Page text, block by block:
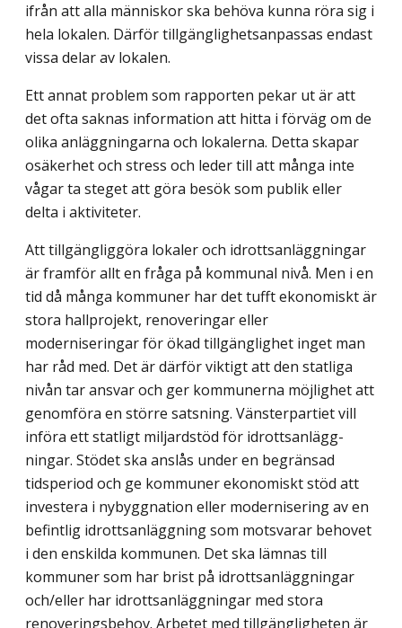
ifrån att alla människor ska behöva kunna röra sig i
hela lokalen. Därför tillgänglighetsanpassas endast
vissa delar av lokalen.
Ett annat problem som rapporten pekar ut är att
det ofta saknas information att hitta i förväg om de
olika anläggningarna och lokalerna. Detta skapar
osäkerhet och stress och leder till att många inte
vågar ta steget att göra besök som publik eller
delta i aktiviteter.
Att tillgängliggöra lokaler och idrottsanläggningar
är framför allt en fråga på kommu­nal nivå. Men i en
tid då många kommuner har det tufft ekonomiskt är
stora hallprojekt, renoveringar eller
moderniseringar för ökad tillgänglighet inget man
har råd med. Det är därför viktigt att den statliga
nivån tar ansvar och ger kommunerna möjlighet att
genom­föra en större satsning. Vänsterpartiet vill
införa ett statligt miljardstöd för idrottsanlägg­
ningar. Stödet ska anslås under en begränsad
tidsperiod och ge kommuner ekonomiskt stöd att
investera i nybyggnation eller modernisering av en
befintlig idrottsanläggning som motsvarar behovet
i den enskilda kommunen. Det ska lämnas till
kommuner som har brist på idrottsanläggningar
och/eller har idrottsanläggningar med stora
renoverings­behov. Arbetet med tillgängligheten är